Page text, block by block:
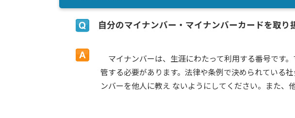
自分のマイナンバー・マイナンバーカードを取り
マイナンバーは、生涯にわたって利用する番号です
管する必要があります。法律や条例で決められている
ンバーを他人に教え ないようにしてください。また、